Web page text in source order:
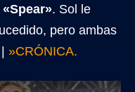
. Sol le
pero ambas
»CRÓNICA.